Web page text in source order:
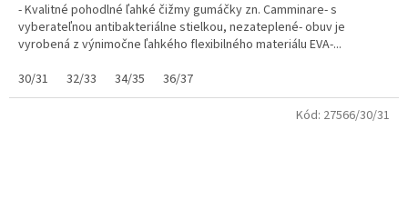
- Kvalitné pohodlné ľahké čižmy gumáčky zn. Camminare- s
vyberateľnou antibakteriálne stielkou, nezateplené- obuv je
vyrobená z výnimočne ľahkého flexibilného materiálu EVA-...
30/31
32/33 34/35 36/37
Kód: 27566/30/31